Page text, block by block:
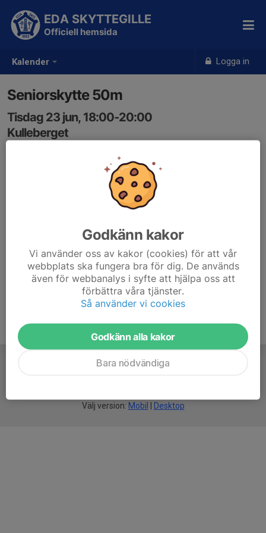
Kalender Logga in
EDA SKYTTEGILLE
Officiell hemsida
Seniorskytte 50m
Tisdag 23 jun, 18:00-20:00
Kulleberget
Välj version: Mobil Desktop
Godkänn kakor
Vi använder oss av kakor (cookies) för att vår
webbplats ska fungera bra för dig. De används
även för webbanalys i syfte att hjälpa oss att
förbättra våra tjänster.
Så använder vi cookies
Godkänn alla kakor
Bara nödvändiga